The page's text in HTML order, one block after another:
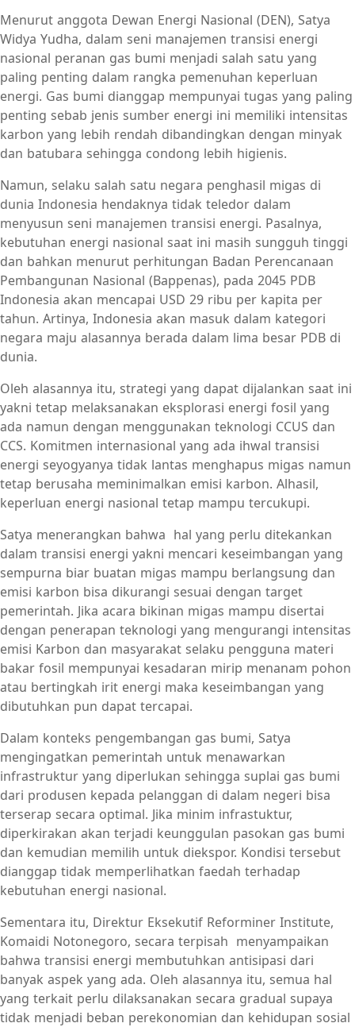
Menurut anggota Dewan Energi Nasional (DEN), Satya
Widya Yudha, dalam seni manajemen transisi energi
nasional peranan gas bumi menjadi salah satu yang
paling penting dalam rangka pemenuhan keperluan
energi. Gas bumi dianggap mempunyai tugas yang paling
penting sebab jenis sumber energi ini memiliki intensitas
karbon yang lebih rendah dibandingkan dengan minyak
dan batubara sehingga condong lebih higienis.
Namun, selaku salah satu negara penghasil migas di
dunia Indonesia hendaknya tidak teledor dalam
menyusun seni manajemen transisi energi. Pasalnya,
kebutuhan energi nasional saat ini masih sungguh tinggi
dan bahkan menurut perhitungan Badan Perencanaan
Pembangunan Nasional (Bappenas), pada 2045 PDB
Indonesia akan mencapai USD 29 ribu per kapita per
tahun. Artinya, Indonesia akan masuk dalam kategori
negara maju alasannya berada dalam lima besar PDB di
dunia.
Oleh alasannya itu, strategi yang dapat dijalankan saat ini
yakni tetap melaksanakan eksplorasi energi fosil yang
ada namun dengan menggunakan teknologi CCUS dan
CCS. Komitmen internasional yang ada ihwal transisi
energi seyogyanya tidak lantas menghapus migas namun
tetap berusaha meminimalkan emisi karbon. Alhasil,
keperluan energi nasional tetap mampu tercukupi.
Satya menerangkan bahwa hal yang perlu ditekankan
dalam transisi energi yakni mencari keseimbangan yang
sempurna biar buatan migas mampu berlangsung dan
emisi karbon bisa dikurangi sesuai dengan target
pemerintah. Jika acara bikinan migas mampu disertai
dengan penerapan teknologi yang mengurangi intensitas
emisi Karbon dan masyarakat selaku pengguna materi
bakar fosil mempunyai kesadaran mirip menanam pohon
atau bertingkah irit energi maka keseimbangan yang
dibutuhkan pun dapat tercapai.
Dalam konteks pengembangan gas bumi, Satya
mengingatkan pemerintah untuk menawarkan
infrastruktur yang diperlukan sehingga suplai gas bumi
dari produsen kepada pelanggan di dalam negeri bisa
terserap secara optimal. Jika minim infrastuktur,
diperkirakan akan terjadi keunggulan pasokan gas bumi
dan kemudian memilih untuk diekspor. Kondisi tersebut
dianggap tidak memperlihatkan faedah terhadap
kebutuhan energi nasional.
Sementara itu, Direktur Eksekutif Reforminer Institute,
Komaidi Notonegoro, secara terpisah menyampaikan
bahwa transisi energi membutuhkan antisipasi dari
banyak aspek yang ada. Oleh alasannya itu, semua hal
yang terkait perlu dilaksanakan secara gradual supaya
tidak menjadi beban perekonomian dan kehidupan sosial